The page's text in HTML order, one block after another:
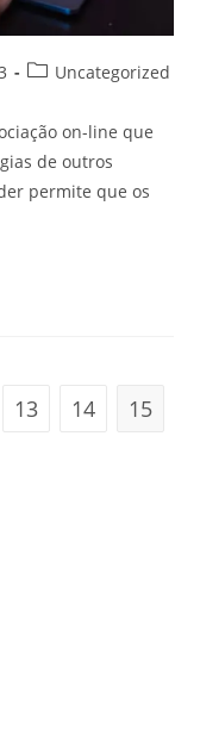
Categoria
post:
Uncategorized
on-line que
de outros
permite que os
13 14 15